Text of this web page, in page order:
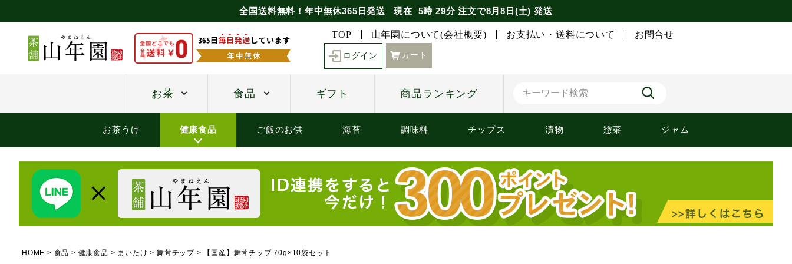
全国送料無料！年中無休365日発送 現在 5時 29分注文で8月8日(土) 発送
TOP 山年園について(会社概要) お支払い・送料について お問合せ
ログイン カート
お茶 食品 ギフト 商品ランキング
お茶うけ 健康食品 ご飯のお供 海苔 調味料 チップス 漬物 惣菜 ジャム
HOME 食品 健康食品 まいたけ 舞茸チップ 【国産】舞茸チップ 70g×10袋セット